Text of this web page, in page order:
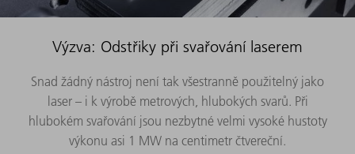
Výzva: Odstřiky při svařování laserem
Snad žádný nástroj není tak všestranně použitelný jako
laser – i k výrobě metrových, hlubokých svarů. Při
hlubokém svařování jsou nezbytné velmi vysoké hustoty
výkonu asi 1 MW na centimetr čtvereční.